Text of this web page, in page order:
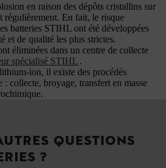
en raison des dépôts cristallins sur
régulièrement. En fait, le risque
batteries STIHL ont été développées
et de qualité les plus strictes.
éliminées dans un centre de collecte
spécialisé STIHL .
ion, il existe des procédés
collecte, broyage, transfert en masse
QUESTIONS
?